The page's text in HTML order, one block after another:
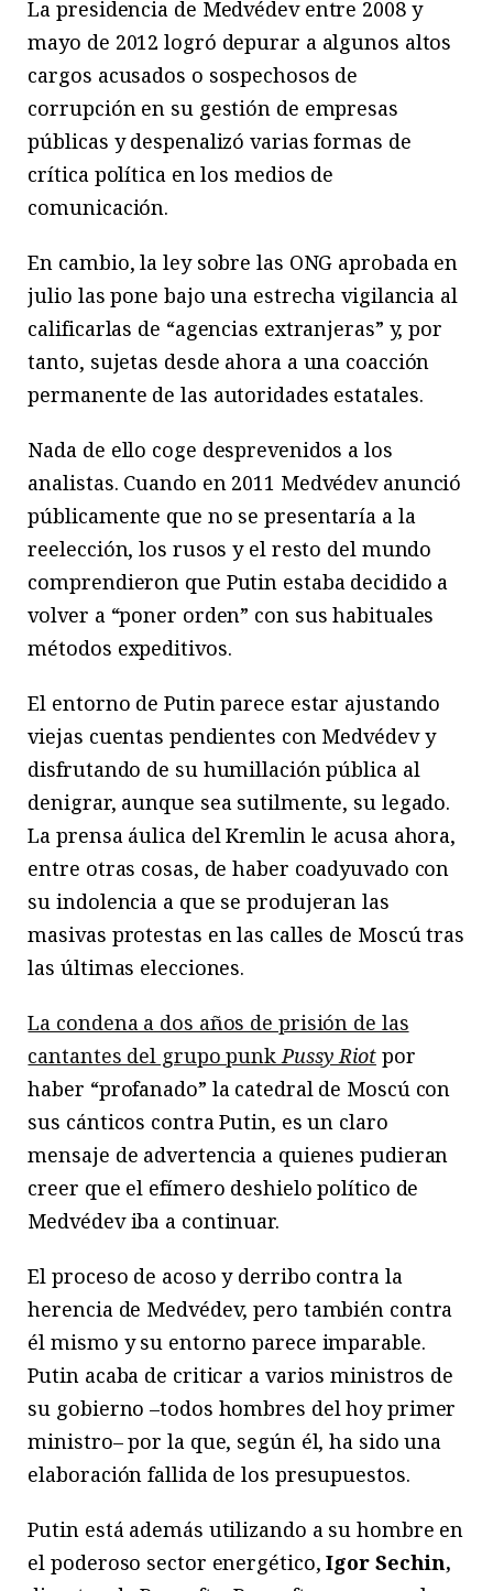
La presidencia de Medvédev entre 2008 y
mayo de 2012 logró depurar a algunos altos
cargos acusados o sospechosos de
corrupción en su gestión de empresas
públicas y despenalizó varias formas de
crítica política en los medios de
comunicación.
En cambio, la ley sobre las ONG aprobada en
julio las pone bajo una estrecha vigilancia al
calificarlas de “agencias extranjeras” y, por
tanto, sujetas desde ahora a una coacción
permanente de las autoridades estatales.
Nada de ello coge desprevenidos a los
analistas. Cuando en 2011 Medvédev anunció
públicamente que no se presentaría a la
reelección, los rusos y el resto del mundo
comprendieron que Putin estaba decidido a
volver a “poner orden” con sus habituales
métodos expeditivos.
El entorno de Putin parece estar ajustando
viejas cuentas pendientes con Medvédev y
disfrutando de su humillación pública al
denigrar, aunque sea sutilmente, su legado.
La prensa áulica del Kremlin le acusa ahora,
entre otras cosas, de haber coadyuvado con
su indolencia a que se produjeran las
masivas protestas en las calles de Moscú tras
las últimas elecciones.
La condena a dos años de prisión de las
cantantes del grupo punkPussy Riotpor
haber “profanado” la catedral de Moscú con
sus cánticos contra Putin, es un claro
mensaje de advertencia a quienes pudieran
creer que el efímero deshielo político de
Medvédev iba a continuar.
El proceso de acoso y derribo contra la
herencia de Medvédev, pero también contra
él mismo y su entorno parece imparable.
Putin acaba de criticar a varios ministros de
su gobierno –todos hombres del hoy primer
ministro– por la que, según él, ha sido una
elaboración fallida de los presupuestos.
Putin está además utilizando a su hombre en
el poderoso sector energético,Igor Sechin,